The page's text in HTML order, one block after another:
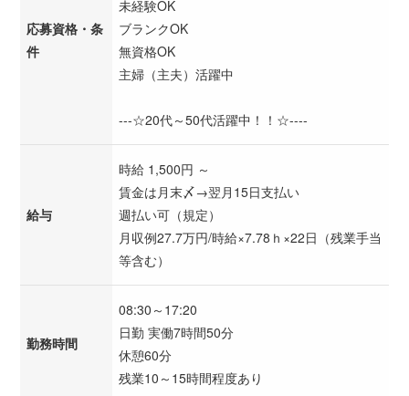
応募資格・条
件
未経験OK
ブランクOK
無資格OK
主婦（主夫）活躍中
---☆20代～50代活躍中！！☆----
給与
時給 1,500円 ～
賃金は月末〆→翌月15日支払い
週払い可（規定）
月収例27.7万円/時給×7.78ｈ×22日（残業手当
等含む）
勤務時間
08:30～17:20
日勤 実働7時間50分
休憩60分
残業10～15時間程度あり